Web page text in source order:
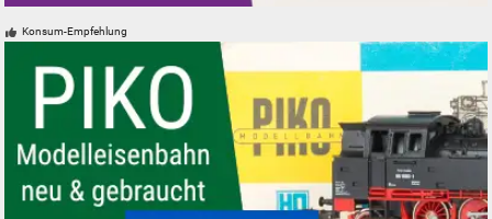
Konsum-Empfehlung